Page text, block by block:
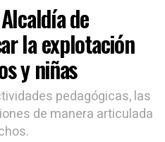
de
la explotación
y niñas
pedagógicas, las
de manera articulada